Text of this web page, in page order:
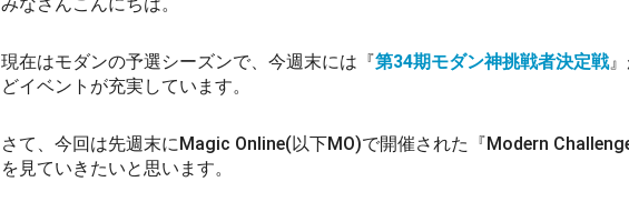
現在はモダンの予選シーズンで、今週末には『第34期モダン神挑戦者決定戦
どイベントが充実しています。
さて、今回は先週末にMagic Online(以下MO)で開催された『Modern
を見ていきたいと思います。